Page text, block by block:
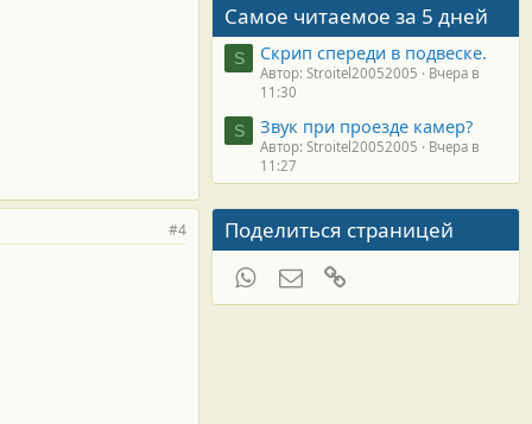
#4
Самое читаемое за 5 дней
S Скрип спереди в подвеске.
Автор: Stroitel20052005
Вчера в
11:30
S Звук при проезде камер?
Автор: Stroitel20052005
Вчера в
11:27
Поделиться страницей
WhatsAppЭлектронная почта